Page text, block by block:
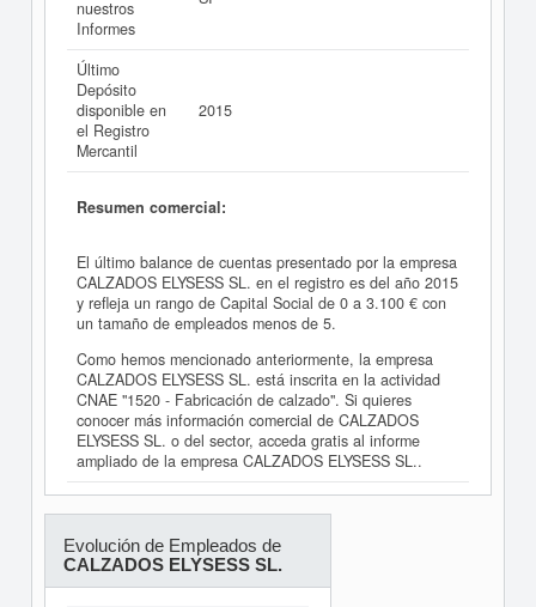
nuestros
Informes
Último
Depósito
disponible en
el Registro
Mercantil
2015
Resumen comercial:
El último balance de cuentas presentado por la empresa
CALZADOS ELYSESS SL. en el registro es del año 2015
y refleja un rango de Capital Social de 0 a 3.100 € con
un tamaño de empleados menos de 5.
Como hemos mencionado anteriormente, la empresa
CALZADOS ELYSESS SL. está inscrita en la actividad
CNAE "1520 - Fabricación de calzado". Si quieres
conocer más información comercial de CALZADOS
ELYSESS SL. o del sector, acceda gratis al informe
ampliado de la empresa CALZADOS ELYSESS SL..
Evolución de Empleados de
CALZADOS ELYSESS SL.